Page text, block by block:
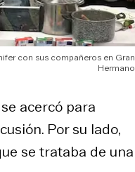
con sus compañeros en Gran
Hermano
acercó para
Por su lado,
se trataba de una